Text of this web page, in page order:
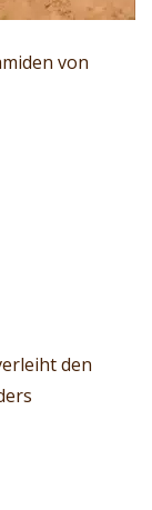
von
den